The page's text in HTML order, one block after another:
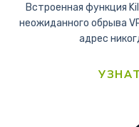
Встроенная функция
неожиданного обрыва
адрес